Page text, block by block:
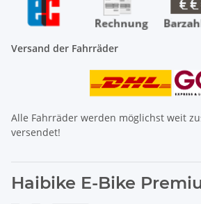
Versand der Fahrräder
Alle Fahrräder werden möglichst weit
versendet!
Haibike E-Bike